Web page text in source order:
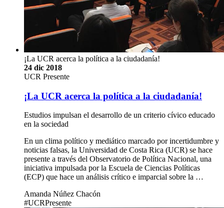
¡La UCR acerca la política a la ciudadanía!
24 dic 2018
UCR Presente
¡La UCR acerca la política a la ciudadanía!
Estudios impulsan el desarrollo de un criterio cívico educado
en la sociedad
En un clima político y mediático marcado por incertidumbre y
noticias falsas, la Universidad de Costa Rica (UCR) se hace
presente a través del Observatorio de Política Nacional, una
iniciativa impulsada por la Escuela de Ciencias Políticas
(ECP) que hace un análisis crítico e imparcial sobre la …
Amanda Núñez Chacón
#UCRPresente